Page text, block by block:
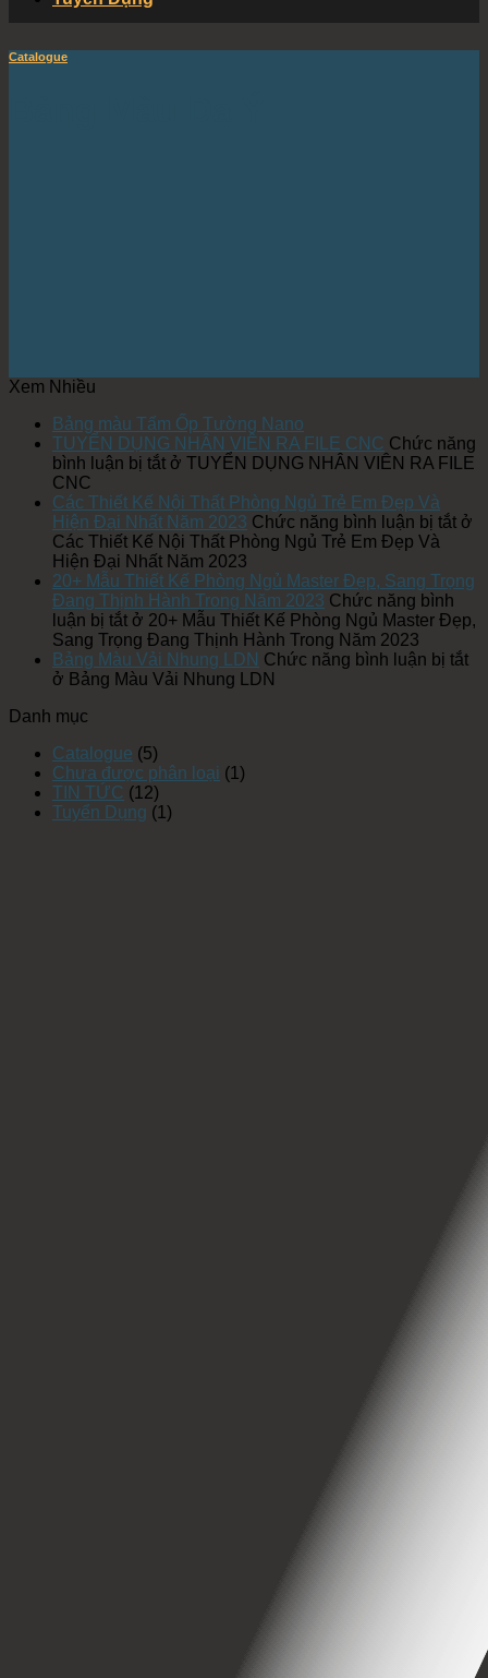
Catalogue
Xem Nhiều
Bảng màu Tấm Ốp Tường Nano
TUYỂN DỤNG NHÂN VIÊN RA FILE CNC Chức năng
bình luận bị tắt ở TUYỂN DỤNG NHÂN VIÊN RA FILE
CNC
Các Thiết Kế Nội Thất Phòng Ngủ Trẻ Em Đẹp Và
Hiện Đại Nhất Năm 2023 Chức năng bình luận bị tắt ở
Các Thiết Kế Nội Thất Phòng Ngủ Trẻ Em Đẹp Và
Hiện Đại Nhất Năm 2023
20+ Mẫu Thiết Kế Phòng Ngủ Master Đẹp, Sang Trọng
Đang Thịnh Hành Trong Năm 2023 Chức năng bình
luận bị tắt ở 20+ Mẫu Thiết Kế Phòng Ngủ Master Đẹp,
Sang Trọng Đang Thịnh Hành Trong Năm 2023
Bảng Màu Vải Nhung LDN Chức năng bình luận bị tắt
ở Bảng Màu Vải Nhung LDN
Danh mục
Catalogue (5)
Chưa được phân loại (1)
TIN TỨC (12)
Tuyển Dụng (1)